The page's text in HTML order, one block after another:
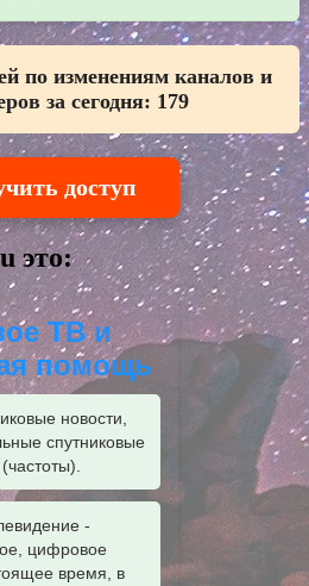
по изменениям каналов и
за сегодня: 179
доступ
это:
ТВ и
помощь
новости,
спутниковые
-
цифровое
время, в